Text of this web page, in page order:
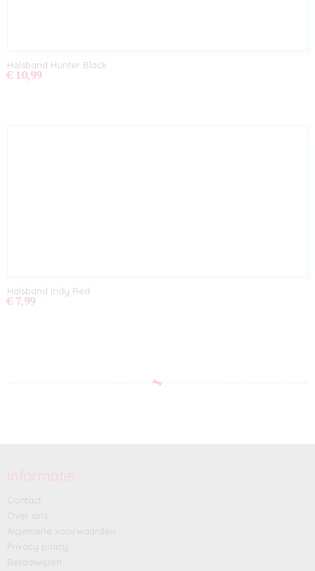
Halsband Hunter Black
€ 10,99
Halsband Indy Red
€ 7,99
Informatie
Contact
Over ons
Algemene voorwaarden
Privacy policy
Betaalwijzen